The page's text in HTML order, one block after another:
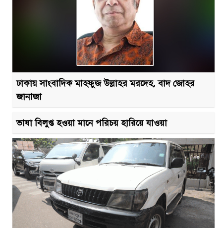
ঢাকায় সাংবাদিক মাহফুজ উল্লাহর মরদেহ, বাদ জোহর
জানাজা
ভাষা বিলুপ্ত হওয়া মানে পরিচয় হারিয়ে যাওয়া